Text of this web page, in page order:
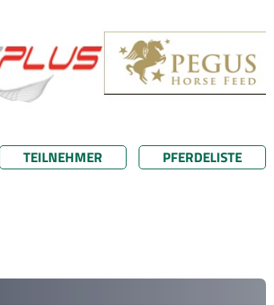
TEILNEHMER
PFERDELISTE